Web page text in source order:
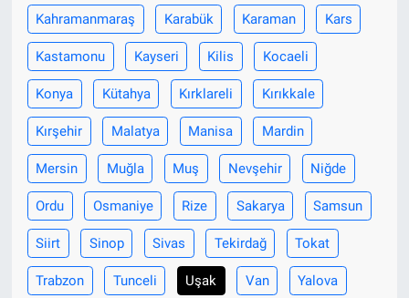
Kahramanmaraş Karabük Karaman Kars
Kastamonu Kayseri Kilis Kocaeli
Konya Kütahya Kırklareli Kırıkkale
Kırşehir Malatya Manisa Mardin
Mersin Muğla Muş Nevşehir Niğde
Ordu Osmaniye Rize Sakarya Samsun
Siirt Sinop Sivas Tekirdağ Tokat
Trabzon Tunceli Uşak Van Yalova